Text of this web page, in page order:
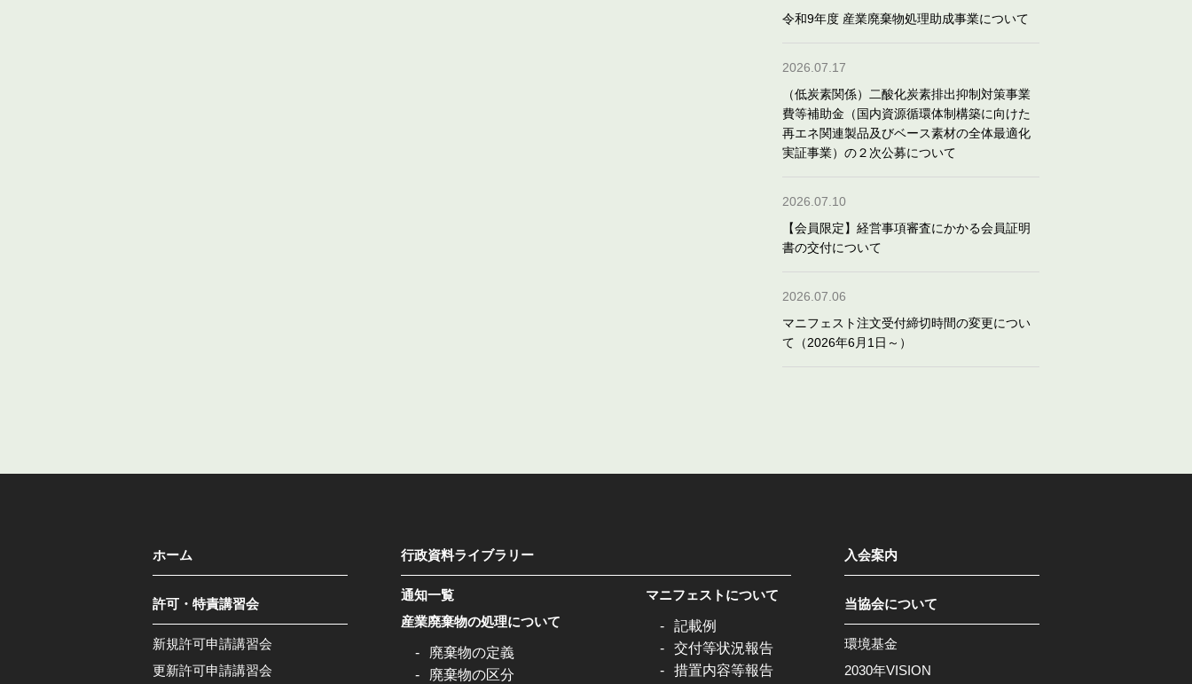
令和9年度 産業廃棄物処理助成事業について
2026.07.17
（低炭素関係）二酸化炭素排出抑制対策事業
費等補助金（国内資源循環体制構築に向けた
再エネ関連製品及びベース素材の全体最適化
実証事業）の２次公募について
2026.07.10
【会員限定】経営事項審査にかかる会員証明
書の交付について
2026.07.06
マニフェスト注文受付締切時間の変更につい
て（2026年6月1日～）
ホーム
許可・特責講習会
新規許可申請講習会
更新許可申請講習会
行政資料ライブラリー
通知一覧
産業廃棄物の処理について
廃棄物の定義
廃棄物の区分
マニフェストについて
記載例
交付等状況報告
措置内容等報告
入会案内
当協会について
環境基金
2030年VISION